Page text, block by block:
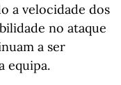
a velocidade dos
no ataque
a ser
equipa.